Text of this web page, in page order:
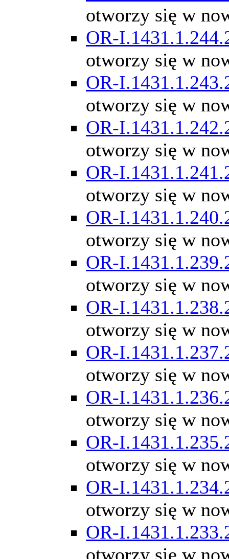
otworzy się w
OR-
otworzy się w
OR-
otworzy się w
OR-
otworzy się w
OR-
otworzy się w
OR-
otworzy się w
OR-
otworzy się w
OR-
otworzy się w
OR-
otworzy się w
OR-
otworzy się w
OR-
otworzy się w
OR-
otworzy się w
OR-
otworzy się w